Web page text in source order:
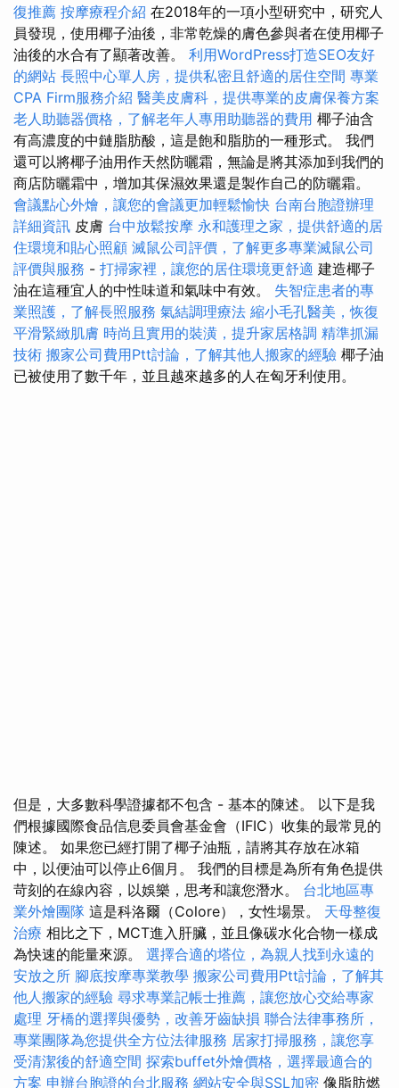
復推薦 按摩療程介紹 在2018年的一項小型研究中，研究人
員發現，使用椰子油後，非常乾燥的膚色參與者在使用椰子
油後的水合有了顯著改善。 利用WordPress打造SEO友好
的網站 長照中心單人房，提供私密且舒適的居住空間 專業
CPA Firm服務介紹 醫美皮膚科，提供專業的皮膚保養方案
老人助聽器價格，了解老年人專用助聽器的費用 椰子油含
有高濃度的中鏈脂肪酸，這是飽和脂肪的一種形式。 我們
還可以將椰子油用作天然防曬霜，無論是將其添加到我們的
商店防曬霜中，增加其保濕效果還是製作自己的防曬霜。
會議點心外燴，讓您的會議更加輕鬆愉快 台南台胞證辦理
詳細資訊 皮膚 台中放鬆按摩 永和護理之家，提供舒適的居
住環境和貼心照顧 滅鼠公司評價，了解更多專業滅鼠公司
評價與服務 - 打掃家裡，讓您的居住環境更舒適 建造椰子
油在這種宜人的中性味道和氣味中有效。 失智症患者的專
業照護，了解長照服務 氣結調理療法 縮小毛孔醫美，恢復
平滑緊緻肌膚 時尚且實用的裝潢，提升家居格調 精準抓漏
技術 搬家公司費用Ptt討論，了解其他人搬家的經驗 椰子油
已被使用了數千年，並且越來越多的人在匈牙利使用。
但是，大多數科學證據都不包含 - 基本的陳述。 以下是我
們根據國際食品信息委員會基金會（IFIC）收集的最常見的
陳述。 如果您已經打開了椰子油瓶，請將其存放在冰箱
中，以便油可以停止6個月。 我們的目標是為所有角色提供
苛刻的在線內容，以娛樂，思考和讓您潛水。 台北地區專
業外燴團隊 這是科洛爾（Colore），女性場景。 天母整復
治療 相比之下，MCT進入肝臟，並且像碳水化合物一樣成
為快速的能量來源。 選擇合適的塔位，為親人找到永遠的
安放之所 腳底按摩專業教學 搬家公司費用Ptt討論，了解其
他人搬家的經驗 尋求專業記帳士推薦，讓您放心交給專家
處理 牙橋的選擇與優勢，改善牙齒缺損 聯合法律事務所，
專業團隊為您提供全方位法律服務 居家打掃服務，讓您享
受清潔後的舒適空間 探索buffet外燴價格，選擇最適合的
方案 申辦台胞證的台北服務 網站安全與SSL加密 像脂肪燃